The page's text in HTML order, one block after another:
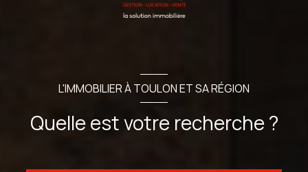
L'IMMOBILIER À TOULON ET SA RÉGION
Quelle est votre recherche ?